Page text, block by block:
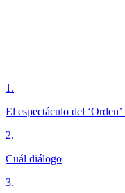
1 .
El espectáculo del
2.
Cuál diálogo
3.